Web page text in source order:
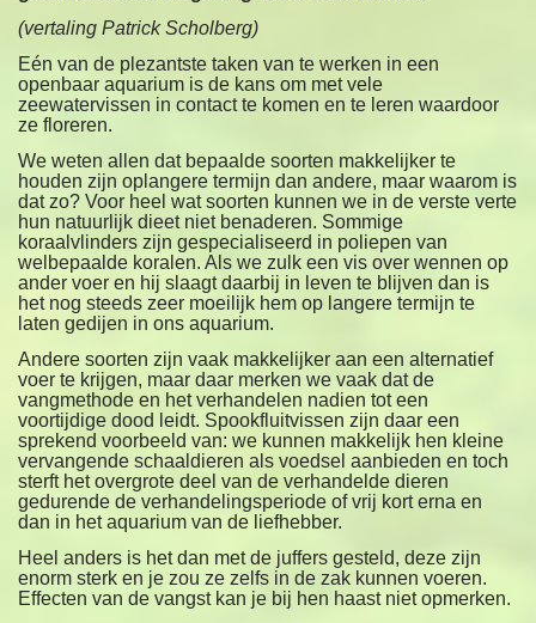
(vertaling Patrick Scholberg)
Eén van de plezantste taken van te werken in een
openbaar aquarium is de kans om met vele
zeewatervissen in contact te komen en te leren waardoor
ze floreren.
We weten allen dat bepaalde soorten makkelijker te
houden zijn oplangere termijn dan andere, maar waarom is
dat zo? Voor heel wat soorten kunnen we in de verste verte
hun natuurlijk dieet niet benaderen. Sommige
koraalvlinders zijn gespecialiseerd in poliepen van
welbepaalde koralen. Als we zulk een vis over wennen op
ander voer en hij slaagt daarbij in leven te blijven dan is
het nog steeds zeer moeilijk hem op langere termijn te
laten gedijen in ons aquarium.
Andere soorten zijn vaak makkelijker aan een alternatief
voer te krijgen, maar daar merken we vaak dat de
vangmethode en het verhandelen nadien tot een
voortijdige dood leidt. Spookfluitvissen zijn daar een
sprekend voorbeeld van: we kunnen makkelijk hen kleine
vervangende schaaldieren als voedsel aanbieden en toch
sterft het overgrote deel van de verhandelde dieren
gedurende de verhandelingsperiode of vrij kort erna en
dan in het aquarium van de liefhebber.
Heel anders is het dan met de juffers gesteld, deze zijn
enorm sterk en je zou ze zelfs in de zak kunnen voeren.
Effecten van de vangst kan je bij hen haast niet opmerken.